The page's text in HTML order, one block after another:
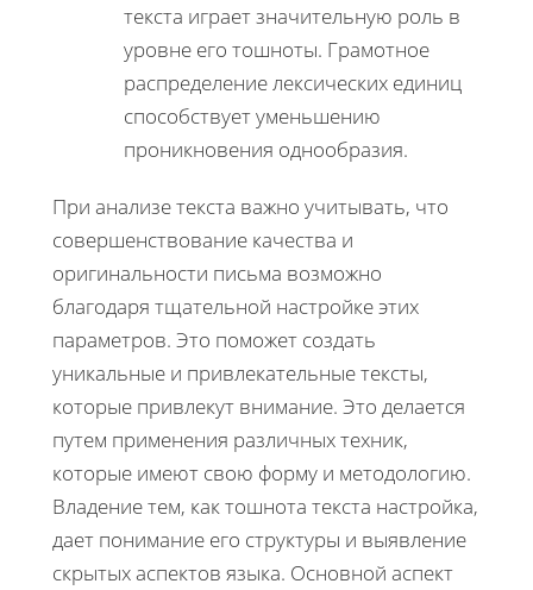
текста играет значительную роль в
уровне его тошноты. Грамотное
распределение лексических единиц
способствует уменьшению
проникновения однообразия.
При анализе текста важно учитывать, что
совершенствование качества и
оригинальности письма возможно
благодаря тщательной настройке этих
параметров. Это поможет создать
уникальные и привлекательные тексты,
которые привлекут внимание. Это делается
путем применения различных техник,
которые имеют свою форму и методологию.
Владение тем, как тошнота текста настройка,
дает понимание его структуры и выявление
скрытых аспектов языка. Основной аспект